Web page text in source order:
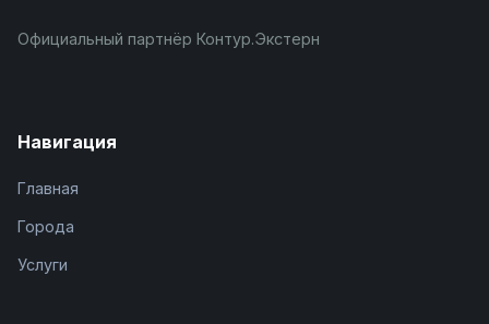
Официальный партнёр Контур.Экстерн
Навигация
Главная
Города
Услуги